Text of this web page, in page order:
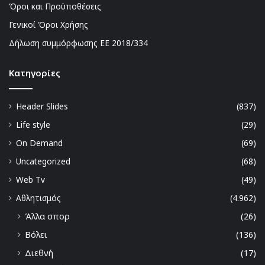
Όροι και Προϋποθέσεις
Γενικοί Όροι Χρήσης
Δήλωση συμμόρφωσης ΕΕ 2018/334
Kατηγορίες
Header Slides
(837)
Life style
(29)
On Demand
(69)
Uncategorized
(68)
Web Tv
(49)
Αθλητισμός
(4.962)
Άλλα σπορ
(26)
Βόλει
(136)
Διεθνή
(17)